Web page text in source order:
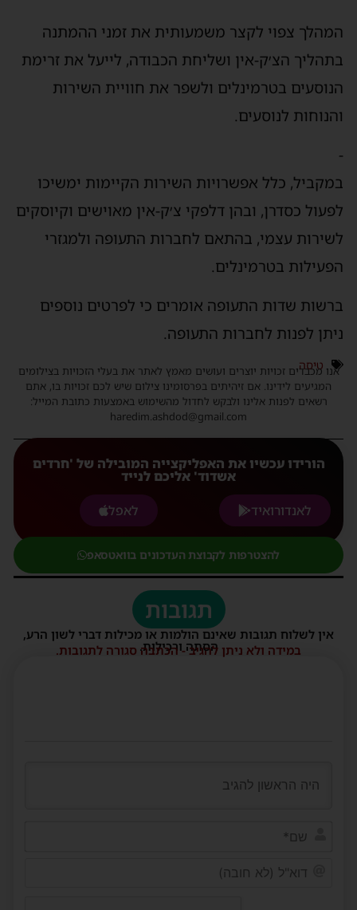
המהלך צפוי לקצר משמעותית את זמני ההמתנה
בתהליך הצ׳ק-אין ושליחת הכבודה, לייעל את זרימת
הנוסעים בטרמינלים ולשפר את חוויית השירות
והנוחות לנוסעים.
-
במקביל, כלל אפשרויות השירות הקיימות ימשיכו
לפעול כסדרן, ובהן דלפקי צ׳ק-אין מאוישים וקיוסקים
לשירות עצמי, בהתאם לחברות התעופה ולמגזרי
הפעילות בטרמינלים.
ברשות שדות התעופה אומרים כי לפרטים נוספים
ניתן לפנות לחברות התעופה.
טיסה
אנו מכבדים זכויות יוצרים ועושים מאמץ לאתר את בעלי הזכויות בצילומים
המגיעים לידינו. אם זיהיתים בפרסומינו צילום שיש לכם זכויות בו, אתם
רשאים לפנות אלינו ולבקש לחדול מהשימוש באמצעות כתובת המייל:
haredim.ashdod@gmail.com
הורידו עכשיו את האפליקצייה המובילה של 'חרדים
אשדוד' אליכם לנייד
לאנדורואיד
לאפל
להצטרפות לקבוצת העדכונים בוואטסאפ
תגובות
אין לשלוח תגובות שאינם הולמות או מכילות דברי לשון הרע,
הסתה ורכילות.
במידה ולא ניתן להגיב - הכתבה סגורה לתגובות.